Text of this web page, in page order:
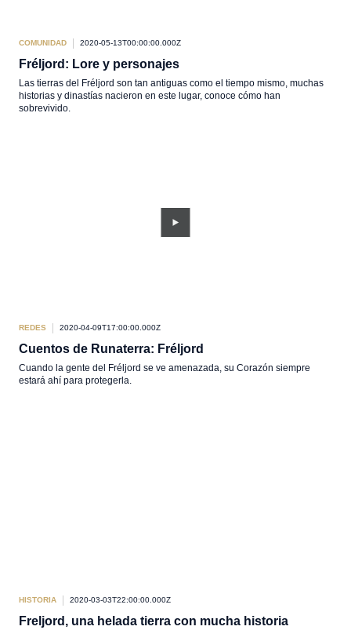
COMUNIDAD 2020-05-13T00:00:00.000Z
Fréljord: Lore y personajes
Las tierras del Fréljord son tan antiguas como el tiempo mismo, muchas
historias y dinastías nacieron en este lugar, conoce cómo han
sobrevivido.
REDES 2020-04-09T17:00:00.000Z
Cuentos de Runaterra: Fréljord
Cuando la gente del Fréljord se ve amenazada, su Corazón siempre
estará ahí para protegerla.
HISTORIA 2020-03-03T22:00:00.000Z
Freljord, una helada tierra con mucha historia